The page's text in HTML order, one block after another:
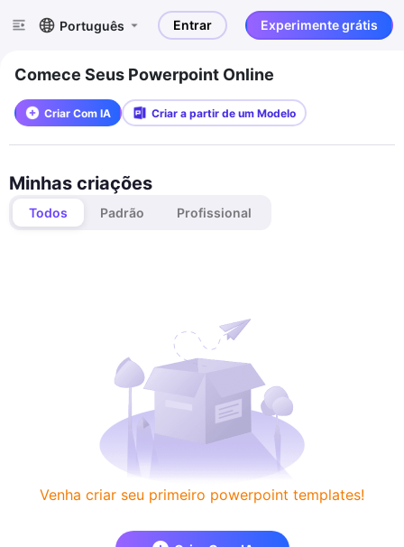
Português Entrar Experimente grátis
Comece Seus Powerpoint Online
Criar Com IA Criar a partir de um Modelo
Minhas criações
Todos Padrão Profissional
Venha criar seu primeiro powerpoint templates!